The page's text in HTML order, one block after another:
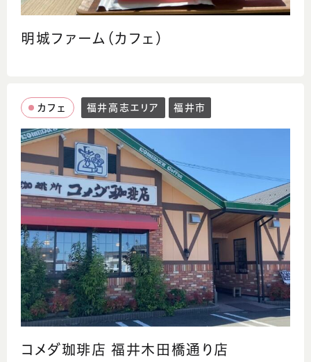
明城ファーム（カフェ）
カフェ 福井高志エリア 福井市
コメダ珈琲店 福井木田橋通り店